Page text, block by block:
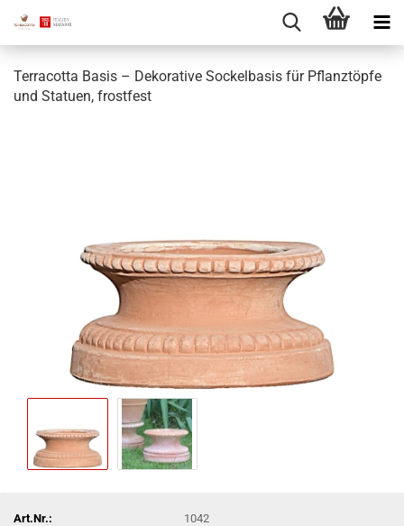
Terracotta Basis – Dekorative Sockelbasis für Pflanztöpfe
und Statuen, frostfest
Art.Nr.:
1042